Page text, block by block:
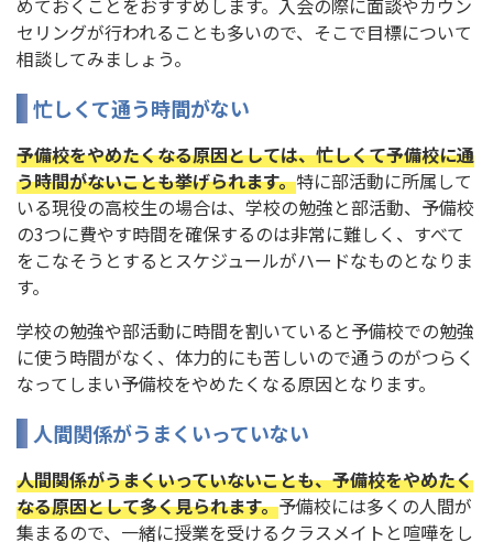
めておくことをおすすめします。入会の際に面談やカウン
セリングが行われることも多いので、そこで目標について
相談してみましょう。
忙しくて通う時間がない
予備校をやめたくなる原因としては、忙しくて予備校に通
う時間がないことも挙げられます。特に部活動に所属して
いる現役の高校生の場合は、学校の勉強と部活動、予備校
の3つに費やす時間を確保するのは非常に難しく、すべて
をこなそうとするとスケジュールがハードなものとなりま
す。
学校の勉強や部活動に時間を割いていると予備校での勉強
に使う時間がなく、体力的にも苦しいので通うのがつらく
なってしまい予備校をやめたくなる原因となります。
人間関係がうまくいっていない
人間関係がうまくいっていないことも、予備校をやめたく
なる原因として多く見られます。予備校には多くの人間が
集まるので、一緒に授業を受けるクラスメイトと喧嘩をし